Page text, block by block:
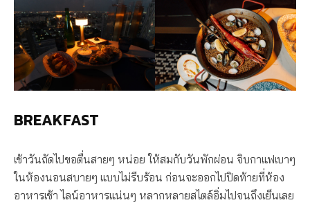
BREAKFAST
เช้าวันถัดไปขอตื่นสายๆ หน่อย ให้สมกับวันพักผ่อน จิบกาแฟเบาๆ
ในห้องนอนสบายๆ แบบไม่รีบร้อน ก่อนจะออกไปปิดท้ายที่ห้อง
อาหารเช้า ไลน์อาหารแน่นๆ หลากหลายสไตล์อิ่มไปจนถึงเย็นเลย